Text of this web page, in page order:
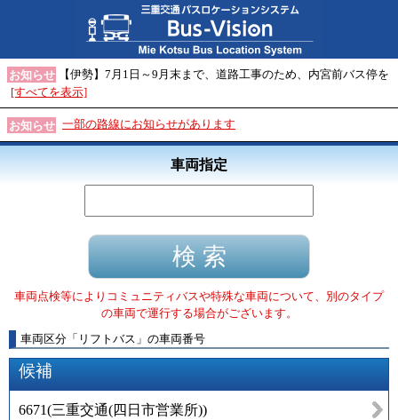
お知らせ
【伊勢】7月1日～9月末まで、道路工事のため、内宮前バス停を
[すべてを表示]
お知らせ 一部の路線にお知らせがあります
車両指定
車両点検等によりコミュニティバスや特殊な車両について、別のタイプ
の車両で運行する場合がございます。
車両区分 「 リフトバス 」 の車両番号
候補
6671(三重交通(四日市営業所))